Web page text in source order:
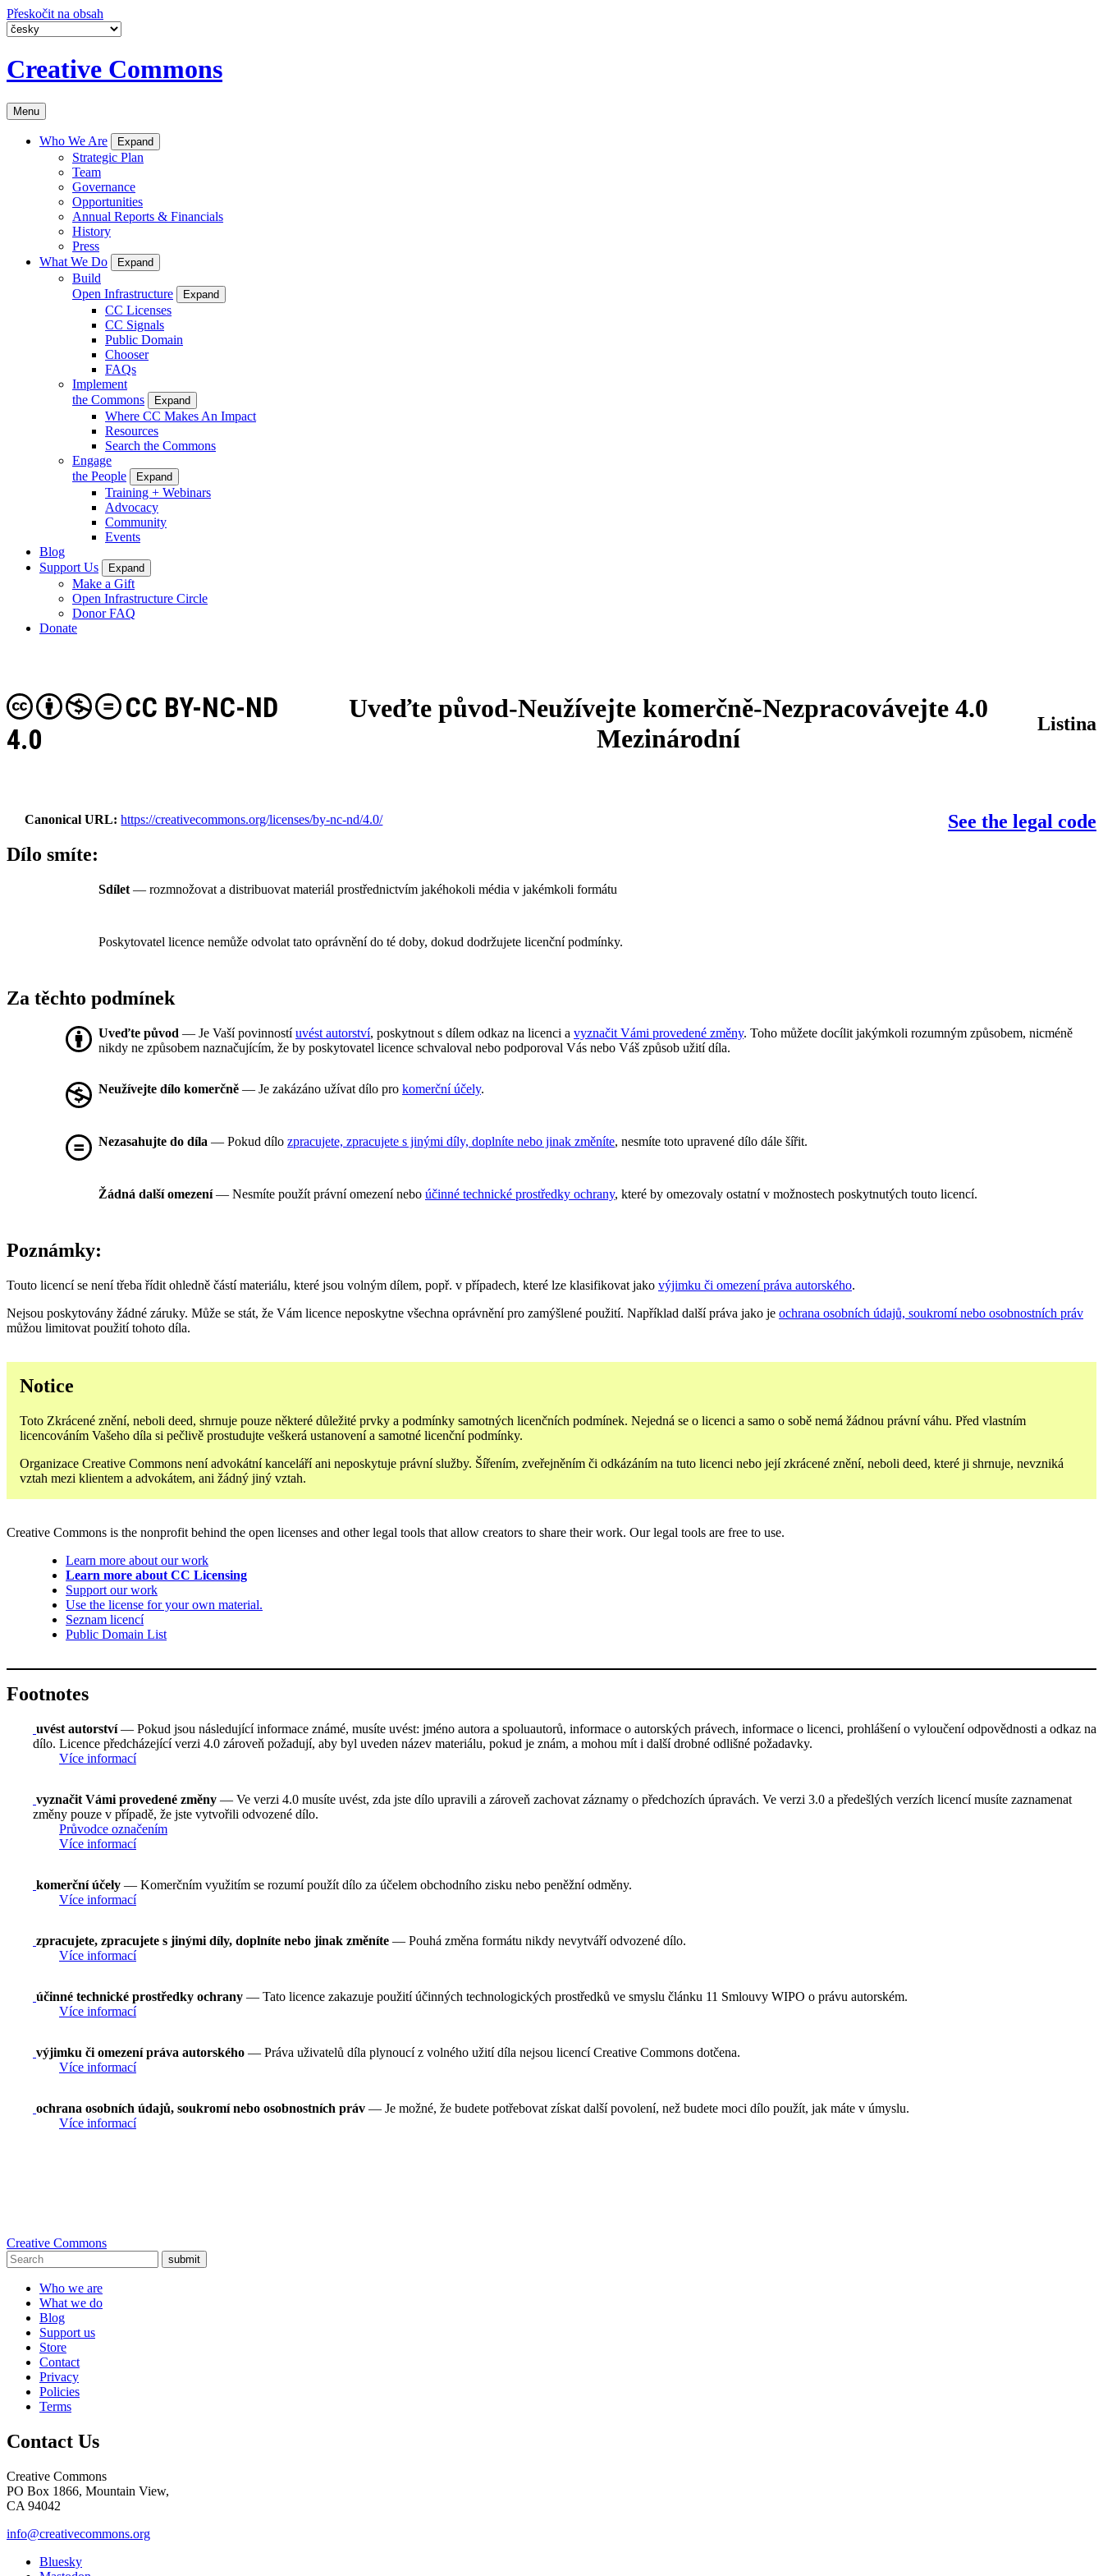
Přeskočit na obsah
Creative Commons
Menu
Who We Are Expand
Strategic Plan
Team
Governance
Opportunities
Annual Reports & Financials
History
Press
What We Do
Expand
Build
Open Infrastructure
Expand
CC Licenses
CC Signals
Public Domain
Chooser
FAQs
Implement
the Commons
Expand
Where CC Makes An Impact
Resources
Search the Commons
Engage
the People
Expand
Training + Webinars
Advocacy
Community
Events
Blog
Support Us
Expand
Make a Gift
Open Infrastructure Circle
Donor FAQ
Donate
Uveďte původ-Neužívejte komerčně-Nezpracovávejte 4.0
Mezinárodní
CC BY-NC-ND
4.0
Listina
Canonical URL https://creativecommons.org/licenses/by-nc-nd/4.0/
See the legal code
Dílo smíte:
Sdílet — rozmnožovat a distribuovat materiál prostřednictvím jakéhokoli média v jakémkoli formátu
Poskytovatel licence nemůže odvolat tato oprávnění do té doby, dokud dodržujete licenční podmínky.
Za těchto podmínek
Uveďte původ — Je Vaší povinnostíuvést autorství, poskytnout s dílem odkaz na licenci a vyznačit Vámi provedené změny. Toho můžete docílit jakýmkoli rozumným způsobem, nicméně
nikdy ne způsobem naznačujícím, že by poskytovatel licence schvaloval nebo podporoval Vás nebo Váš způsob užití díla.
Neužívejte dílo komerčně — Je zakázáno užívat dílo pro komerční účely.
Nezasahujte do díla — Pokud dílo zpracujete, zpracujete s jinými díly, doplníte nebo jinak změníte, nesmíte toto upravené dílo dále šířit.
Žádná další omezení— Nesmíte použít právní omezení nebo účinné technické prostředky ochrany, které by omezovaly ostatní v možnostech poskytnutých touto licencí.
Poznámky:
Touto licencí se není třeba řídit ohledně částí materiálu, které jsou volným dílem, popř. v případech, které lze klasifikovat jako výjimku či omezení práva autorského.
Nejsou poskytovány žádné záruky. Může se stát, že Vám licence neposkytne všechna oprávnění pro zamýšlené použití. Například další práva jako je ochrana osobních údajů, soukromí nebo osobnostních práv
můžou limitovat použití tohoto díla.
Notice
Toto Zkrácené znění, neboli deed, shrnuje pouze některé důležité prvky a podmínky samotných licenčních podmínek. Nejedná se o licenci a samo o sobě nemá žádnou právní váhu. Před vlastním
licencováním Vašeho díla si pečlivě prostudujte veškerá ustanovení a samotné licenční podmínky.
Organizace Creative Commons není advokátní kanceláří ani neposkytuje právní služby. Šířením, zveřejněním či odkázáním na tuto licenci nebo její zkrácené znění, neboli deed, které ji shrnuje, nevzniká
vztah mezi klientem a advokátem, ani žádný jiný vztah.
Creative Commons is the nonprofit behind the open licenses and other legal tools that allow creators to share their work. Our legal tools are free to use.
Learn more about our work
Learn more about CC Licensing
Support our work
Use the license for your own material.
Seznam licencí
Public Domain List
Footnotes
uvést autorství— Pokud jsou následující informace známé, musíte uvést: jméno autora a spoluautorů, informace o autorských právech, informace o licenci, prohlášení o vyloučení odpovědnosti a odkaz na
dílo. Licence předcházející verzi 4.0 zároveň požadují, aby byl uveden název materiálu, pokud je znám, a mohou mít i další drobné odlišné požadavky.
Více informací
vyznačit Vámi provedené změny — Ve verzi 4.0 musíte uvést, zda jste dílo upravili a zároveň zachovat záznamy o předchozích úpravách. Ve verzi 3.0 a předešlých verzích licencí musíte zaznamenat
změny pouze v případě, že jste vytvořili odvozené dílo.
Průvodce označením
Více informací
komerční účely — Komerčním využitím se rozumí použít dílo za účelem obchodního zisku nebo peněžní odměny.
Více informací
zpracujete, zpracujete s jinými díly, doplníte nebo jinak změníte — Pouhá změna formátu nikdy nevytváří odvozené dílo.
Více informací
účinné technické prostředky ochrany — Tato licence zakazuje použití účinných technologických prostředků ve smyslu článku 11 Smlouvy WIPO o právu autorském.
Více informací
výjimku či omezení práva autorského — Práva uživatelů díla plynoucí z volného užití díla nejsou licencí Creative Commons dotčena.
Více informací
ochrana osobních údajů, soukromí nebo osobnostních práv — Je možné, že budete potřebovat získat další povolení, než budete moci dílo použít, jak máte v úmyslu.
Více informací
Creative Commons
submit
Who we are
What we do
Blog
Support us
Store
Contact
Privacy
Policies
Terms
Contact Us
Creative Commons
PO Box 1866, Mountain View,
CA 94042
info@creativecommons.org
Bluesky